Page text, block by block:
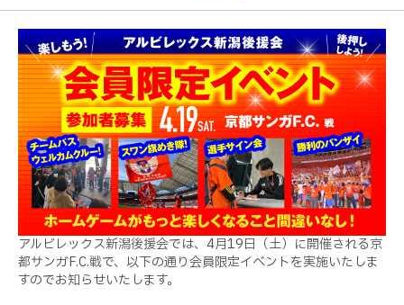
アルビレックス新潟後援会では、4月19日（土）に開催される京
都サンガF.C.戦で、以下の通り会員限定イベントを実施いたしま
すのでお知らせいたします。